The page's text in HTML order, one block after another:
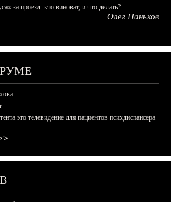
за проезд: кто виноват, и что делать?
Олег Паньков
это телевидение для пациентов психдиспансера